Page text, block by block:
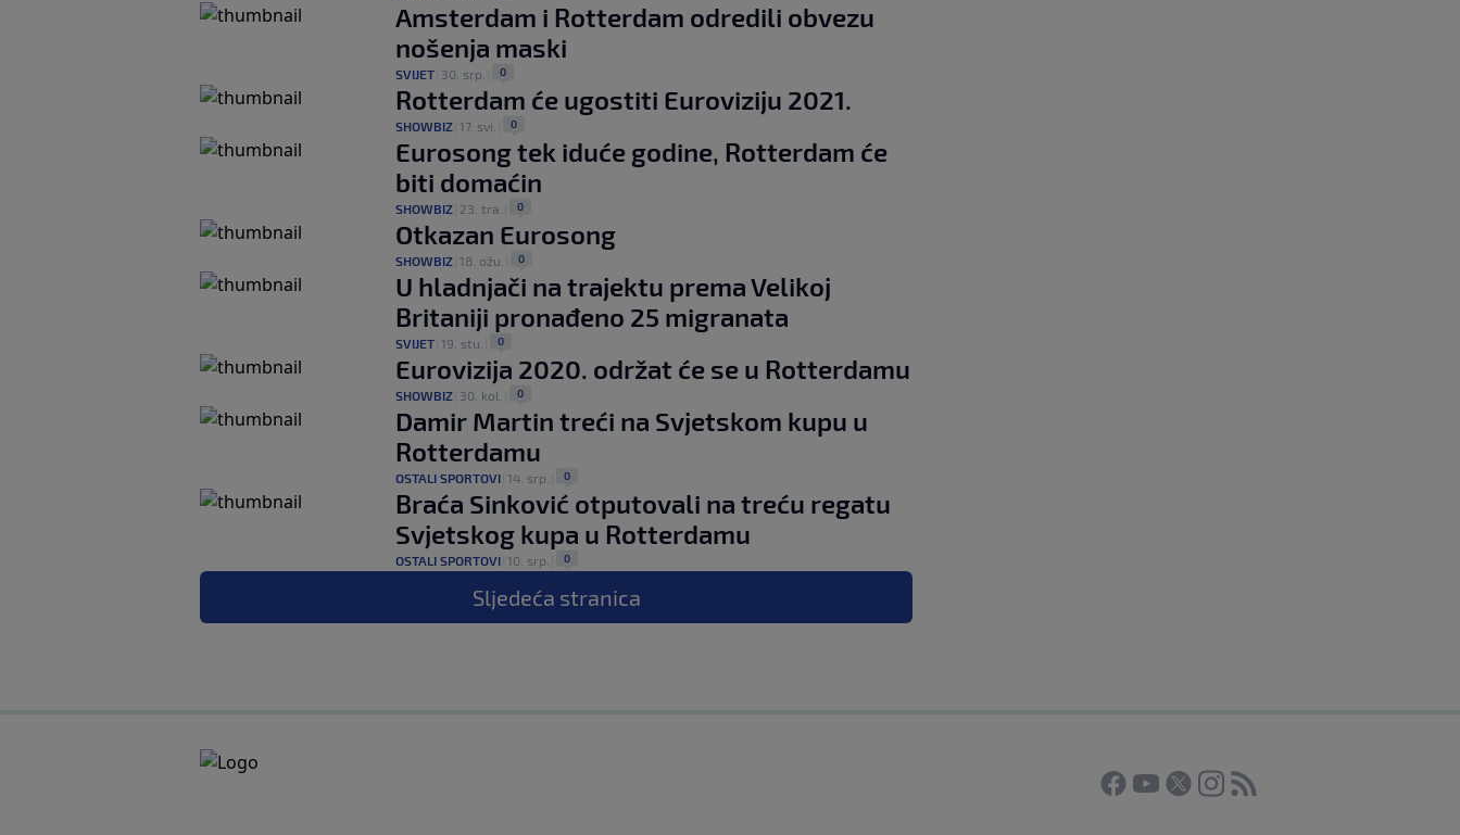
Amsterdam i Rotterdam odredili obvezu
nošenja maski
SVIJET 30. srp. 0
Rotterdam će ugostiti Euroviziju 2021.
SHOWBIZ 17. svi. 0
Eurosong tek iduće godine, Rotterdam će
biti domaćin
SHOWBIZ 23. tra. 0
Otkazan Eurosong
SHOWBIZ 18. ožu. 0
U hladnjači na trajektu prema Velikoj
Britaniji pronađeno 25 migranata
SVIJET 19. stu. 0
Eurovizija 2020. održat će se u Rotterdamu
SHOWBIZ 30. kol. 0
Damir Martin treći na Svjetskom kupu u
Rotterdamu
OSTALI SPORTOVI 14. srp. 0
Braća Sinković otputovali na treću regatu
Svjetskog kupa u Rotterdamu
OSTALI SPORTOVI 10. srp. 0
Sljedeća stranica